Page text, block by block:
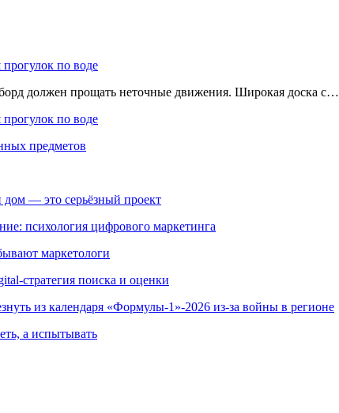
по воде
должен прощать неточные движения. Широкая доска с…
по воде
предметов
— это серьёзный проект
психология цифрового маркетинга
маркетологи
стратегия поиска и оценки
из календаря «Формулы-1»-2026 из-за войны в регионе
а испытывать